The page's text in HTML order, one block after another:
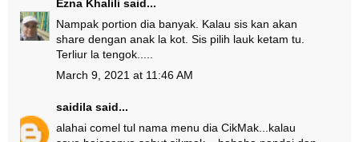
Ezna Khalili said...
Nampak portion dia banyak. Kalau sis kan akan
share dengan anak la kot. Sis pilih lauk ketam tu.
Terliur la tengok.....
March 9, 2021 at 11:46 AM
saidila said...
alahai comel tul nama menu dia CikMak...kalau